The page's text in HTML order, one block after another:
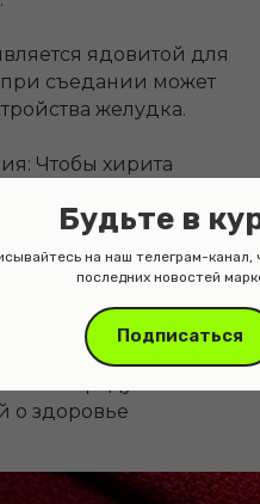
Будьте в
на наш телеграм-канал,
последних новостей
Подписаться
ядовитой для
съедании может
желудка.
Чтобы хирита
энергии.
условия, включая
вы сможете
для роста и
она порадует вас
о здоровье